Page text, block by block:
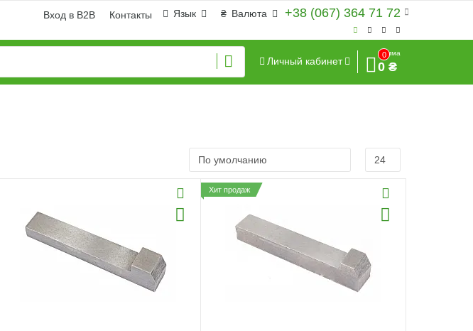
+38 (067) 364 71 72
₴ Валюта
Язык
Вход в B2B Контакты
Личный кабинет
0
Сумма
0 ₴
Хит продаж